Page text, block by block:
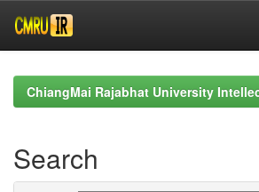
navigationChiangMai Rajabhat University
Search